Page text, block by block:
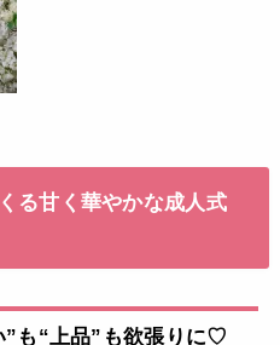
る甘く華やかな成人式
”も“上品”も欲張りに♡